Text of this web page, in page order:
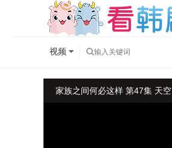
视频
家族之间何必这样 第47集 天空